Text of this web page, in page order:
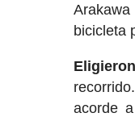
bicicleta
acorde